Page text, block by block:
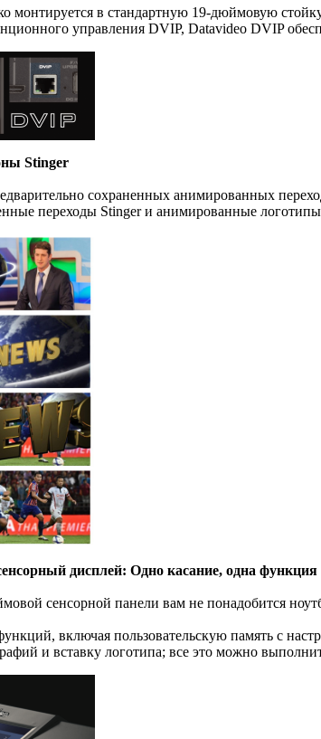
монтируется в стандартную 19-дюймовую
управления DVIP, Datavideo DVIP
Stinger
сохраненных анимированных
переходы Stinger и анимированные
дисплей: Одно касание, одна функция
сенсорной панели вам не понадобится
включая пользовательскую память с
и вставку логотипа; все это можно